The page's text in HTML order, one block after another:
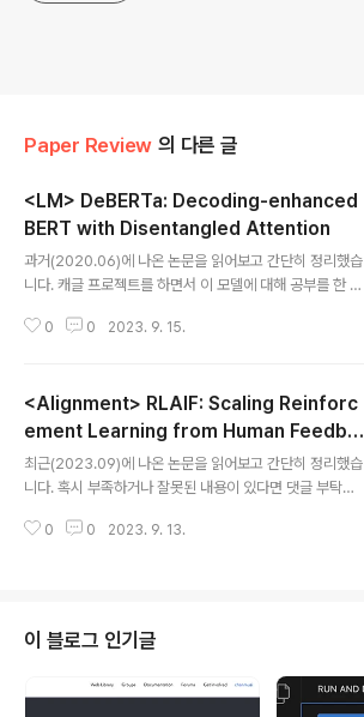
Paper Review 의 다른 글
<LM> DeBERTa: Decoding-enhanced
BERT with Disentangled Attention
과거(2020.06)에 나온 논문을 읽어보고 간단히 정리했습
니다. 캐글 프로젝트를 하면서 이 모델에 대해 공부를 한 번
3가 올해에 나와 있어서 그것도 얼른 공부를 해야 될 것 같
search] disentangled attention mechanism과 en
hanced mask decoder라는 새로운 기법을 적용. 기존
BERT 및 RoBERTa 모델의 단점을 개선한 새로운 archit
ecture, DeBERTa를 제시. 배경 당시(2020년도)에는 s
elf-attention을 기반으로 한 여러 모델들이 쏟아..
0 0 2023. 9. 15.
<Alignment> RLAIF: Scaling Reinforc
ement Learning from Human Feedba
ck with AI Feedback
최근(2023.09)에 나온 논문을 읽어보고 간단히 정리했습
니다. 혹시 부족하거나 잘못된 내용이 있다면 댓글 부탁드
arch] LLM을 요약 태스크에 대해 학습시킬 때 반영하는
man Feedback)이라고 해도 과언이 아닐 것입니다. re
ward 모델이 사람의 선호를 학습하고, 이를 바탕으로 언
어 모델을 추가 학습하는 방식입니다. 그런데 이러한 방식
역시 사람의 선호를 나타낼 수 있는 pair 데이터셋이 필요
0 0 2023. 9. 13.
이 블로그 인기글